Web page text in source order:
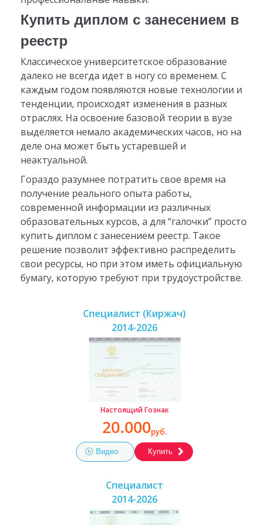
Купить диплом с занесением в
реестр
Классическое университетское образование
далеко не всегда идет в ногу со временем. С
каждым годом появляются новые технологии и
тенденции, происходят изменения в разных
отраслях. На освоение базовой теории в вузе
выделяется немало академических часов, но на
деле она может быть устаревшей и
неактуальной.
Гораздо разумнее потратить свое время на
получение реального опыта работы,
современной информации из различных
образовательных курсов, а для “галочки” просто
купить диплом с занесением реестр. Такое
решение позволит эффективно распределить
свои ресурсы, но при этом иметь официальную
бумагу, которую требуют при трудоустройстве.
Специалист (Киржач)
2014-2026
Настоящий Гознак
20.000руб.
Видео Купить
Специалист
2014-2026